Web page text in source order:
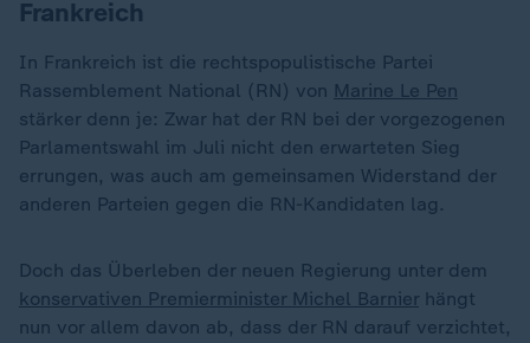
Frankreich
In Frankreich ist die rechtspopulistische Partei
Rassemblement National (RN) von Marine Le Pen
stärker denn je: Zwar hat der RN bei der vorgezogenen
Parlamentswahl im Juli nicht den erwarteten Sieg
errungen, was auch am gemeinsamen Widerstand der
anderen Parteien gegen die RN-Kandidaten lag.
Doch das Überleben der neuen Regierung unter dem
konservativen Premierminister Michel Barnierhängt
nun vor allem davon ab, dass der RN darauf verzichtet,